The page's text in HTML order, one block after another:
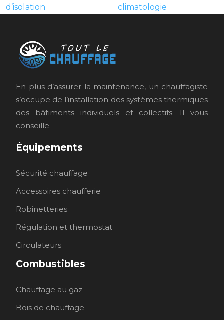
d’isolation
climatologie
En plus d’assurer la maintenance, un chauffagiste
s’occupe de l’installation des systèmes thermiques
des bâtiments individuels et collectifs. Il vous
conseille.
Équipements
Sécurité chauffage
Accessoires chaufferie
Robinetteries
Régulation et thermostat
Circulateurs
Combustibles
Chauffage au gaz
Bois de chauffage